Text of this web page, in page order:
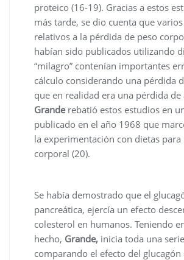
proteico (16-19). Gracias a estos
más tarde, se dio cuenta que
relativos a la pérdida de peso
habían sido publicados utilizando
“milagro” contenían importantes
cálculo considerando una pérdida
que en realidad era una pérdida de
Granderebatió estos estudios en
publicado en el año 1968 que
la experimentación con dietas para
corporal (20).
Se había demostrado que el
pancreática, ejercía un efecto
colesterol en humanos. Teniendo
hecho, Grande, inicia toda una
comparando el efecto del glucagón